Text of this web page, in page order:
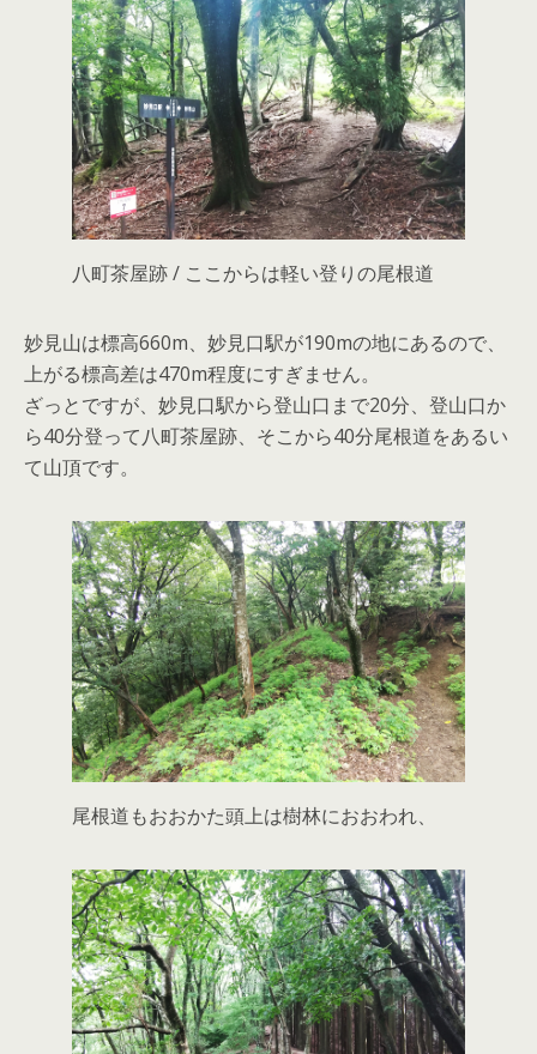
八町茶屋跡 / ここからは軽い登りの尾根道
妙見山は標高660m、妙見口駅が190mの地にあるので、
上がる標高差は470m程度にすぎません。
ざっとですが、妙見口駅から登山口まで20分、登山口か
ら40分登って八町茶屋跡、そこから40分尾根道をあるい
て山頂です。
尾根道もおおかた頭上は樹林におおわれ、